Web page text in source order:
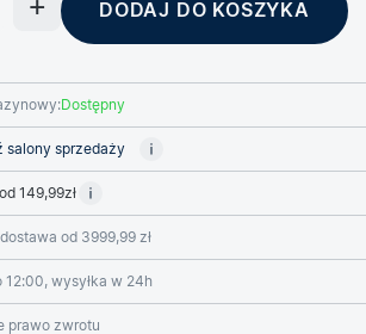
DODAJ DO KOSZYKA
Dostępny
salony sprzedaży
od 149,99zł
od 3999,99 zł
12:00, wysyłka w 24h
prawo zwrotu